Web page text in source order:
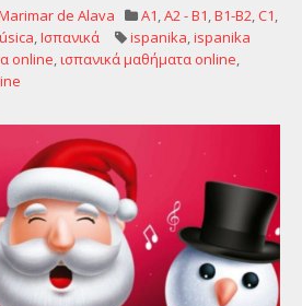
de Alava A1,A2 - B1,B1-B2, C1,
,Ισπανικά ispanika,ispanika
online,ισπανικά μαθήματα online,